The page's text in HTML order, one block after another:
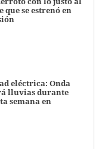
que se estrenó en
eléctrica: Onda
lluvias durante
semana en